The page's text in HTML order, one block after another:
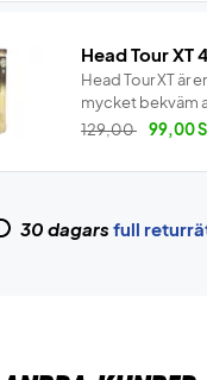
Head Tour XT
Head Tour XT är
mycket bekväm
Info
129,00 99,00
30 dagars full